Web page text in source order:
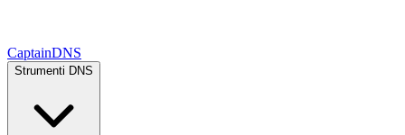
CaptainDNS
Strumenti DNS